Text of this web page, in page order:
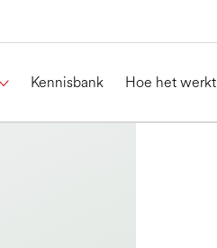
Kennisbank Hoe het werkt